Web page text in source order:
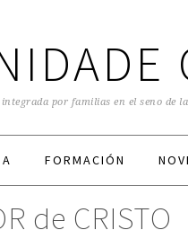
por familias en el seno de
FORMACIÓN
de CRISTO